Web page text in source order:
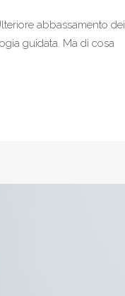
abbassamento dei
guidata. Ma di cosa